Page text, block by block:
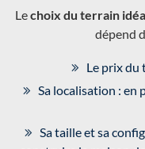
Lechoix du terrain
dépend
Le prix du
Sa localisation :
Sa taille et sa